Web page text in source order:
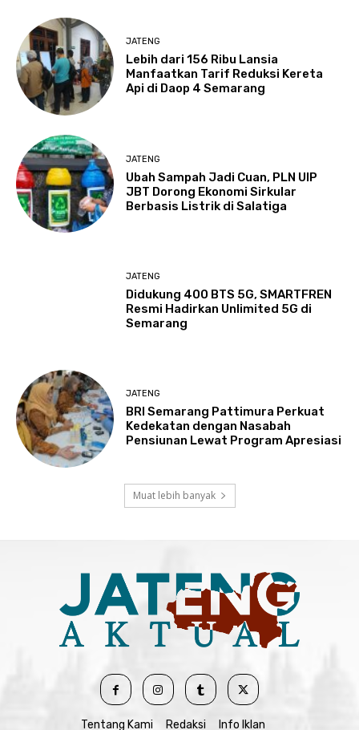
JATENG
Lebih dari 156 Ribu Lansia
Manfaatkan Tarif Reduksi Kereta
Api di Daop 4 Semarang
JATENG
Ubah Sampah Jadi Cuan, PLN UIP
JBT Dorong Ekonomi Sirkular
Berbasis Listrik di Salatiga
JATENG
Didukung 400 BTS 5G, SMARTFREN
Resmi Hadirkan Unlimited 5G di
Semarang
JATENG
BRI Semarang Pattimura Perkuat
Kedekatan dengan Nasabah
Pensiunan Lewat Program Apresiasi
Muat lebih banyak
Tentang Kami Redaksi Info Iklan